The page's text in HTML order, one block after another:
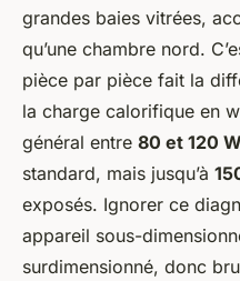
grandes baies vitrées,
qu’une chambre nord.
pièce par pièce fait la
la charge calorifique en
général entre 80 et 120
standard, mais jusqu’à
exposés. Ignorer ce
appareil sous-
surdimensionné, donc